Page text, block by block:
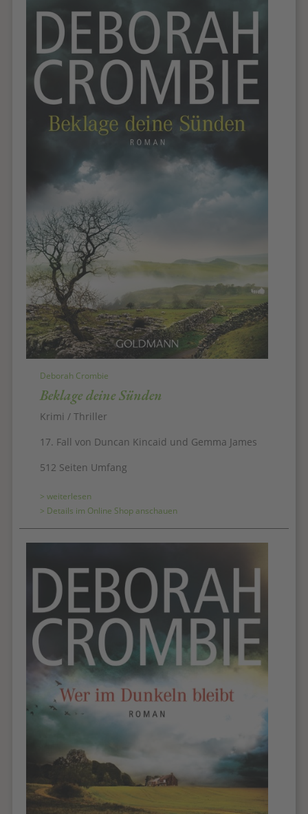
Deborah Crombie
Beklage deine Sünden
Krimi / Thriller
17. Fall von Duncan Kincaid und Gemma James
512 Seiten Umfang
> weiterlesen
> Details im Online Shop anschauen